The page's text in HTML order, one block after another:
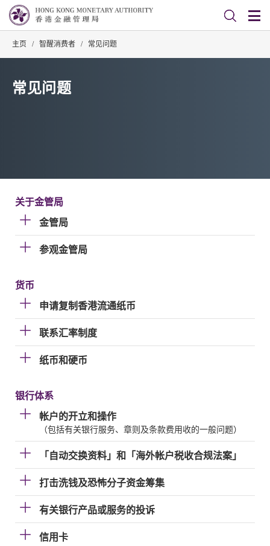
主页 / 智醒消费者 / 常见问题
常见问题
关于金管局
金管局
参观金管局
货币
申请复制香港流通纸币
联系汇率制度
纸币和硬币
银行体系
帐户的开立和操作
（包括有关银行服务、章则及条款费用收的一般问题）
「自动交换资料」和「海外帐户税收合规法案」
打击洗钱及恐怖分子资金筹集
有关银行产品或服务的投诉
信用卡